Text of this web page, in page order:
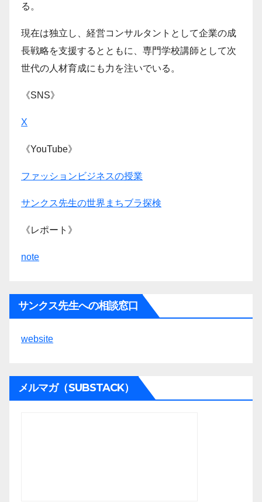
る。
現在は独立し、経営コンサルタントとして企業の成
長戦略を支援するとともに、専門学校講師として次
世代の人材育成にも力を注いでいる。
《SNS》
X
《YouTube》
ファッションビジネスの授業
サンクス先生の世界まちブラ探検
《レポート》
note
サンクス先生への相談窓口
website
メルマガ（SUBSTACK）